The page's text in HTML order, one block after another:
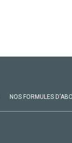
NOS FORMULES